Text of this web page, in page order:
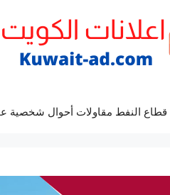
النفط مقاولات أحوال شخصية